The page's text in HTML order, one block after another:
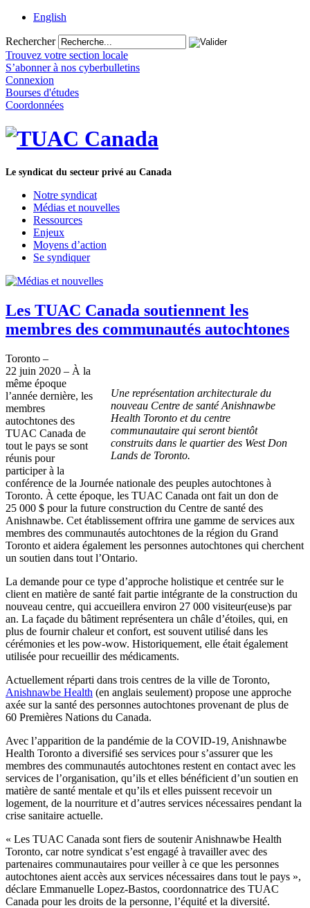
English
Rechercher
Trouvez votre section locale
S’abonner à nos cyberbulletins
Connexion
Bourses d'études
Coordonnées
Le syndicat du secteur privé au Canada
Notre syndicat
Médias et nouvelles
Ressources
Enjeux
Moyens d’action
Se syndiquer
Les TUAC Canada soutiennent les
membres des communautés autochtones
Une représentation architecturale du
nouveau Centre de santé Anishnawbe
Health Toronto et du centre
communautaire qui seront bientôt
construits dans le quartier des West Don
Lands de Toronto.
Toronto –
22 juin 2020 – À la
même époque
l’année dernière, les
membres
autochtones des
TUAC Canada de
tout le pays se sont
réunis pour
participer à la
conférence de la Journée nationale des peuples autochtones à
Toronto. À cette époque, les TUAC Canada ont fait un don de
25 000 $ pour la future construction du Centre de santé des
Anishnawbe. Cet établissement offrira une gamme de services aux
membres des communautés autochtones de la région du Grand
Toronto et aidera également les personnes autochtones qui cherchent
un soutien dans tout l’Ontario.
La demande pour ce type d’approche holistique et centrée sur le
client en matière de santé fait partie intégrante de la construction du
nouveau centre, qui accueillera environ 27 000 visiteur(euse)s par
an. La façade du bâtiment représentera un châle d’étoiles, qui, en
plus de fournir chaleur et confort, est souvent utilisé dans les
cérémonies et les pow-wow. Historiquement, elle était également
utilisée pour recueillir des médicaments.
Actuellement réparti dans trois centres de la ville de Toronto,
Anishnawbe Health (en anglais seulement) propose une approche
axée sur la santé des personnes autochtones provenant de plus de
60 Premières Nations du Canada.
Avec l’apparition de la pandémie de la COVID‑19, Anishnawbe
Health Toronto a diversifié ses services pour s’assurer que les
membres des communautés autochtones restent en contact avec les
services de l’organisation, qu’ils et elles bénéficient d’un soutien en
matière de santé mentale et qu’ils et elles puissent recevoir un
logement, de la nourriture et d’autres services nécessaires pendant la
crise sanitaire actuelle.
« Les TUAC Canada sont fiers de soutenir Anishnawbe Health
Toronto, car notre syndicat s’est engagé à travailler avec des
partenaires communautaires pour veiller à ce que les personnes
autochtones aient accès aux services nécessaires dans tout le pays »,
déclare Emmanuelle Lopez-Bastos, coordonnatrice des TUAC
Canada pour les droits de la personne, l’équité et la diversité.